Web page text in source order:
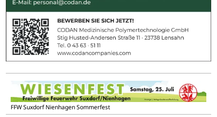
FFW Suxdorf Nienhagen Sommerfest